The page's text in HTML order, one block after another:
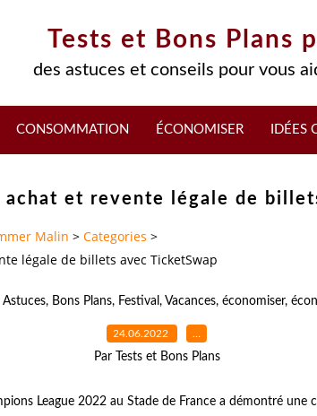
Tests et Bons Plans
des astuces et conseils pour vous
CONSOMMATION ÉCONOMISER IDÉES
et revente légale de
Malin > Categories >
légale de billets avec TicketSwap
Astuces, Bons Plans, Festival , Vacances, économiser,
24.06.2022 …
Par Tests et Bons Plans
League 2022 au Stade de France a démontré une